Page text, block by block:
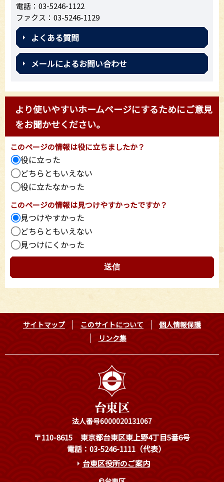
電話：03-5246-1122
ファクス：03-5246-1129
よくある質問
メールによるお問い合わせ
より使いやすいホームページにするためにご意見
をお聞かせください。
このページの情報は役に立ちましたか？
役に立った
どちらともいえない
役に立たなかった
このページの情報は見つけやすかったですか？
見つけやすかった
どちらともいえない
見つけにくかった
サイトマップ このサイトについて
個人情報保護
リンク集
法人番号6000020131067
〒110-8615
東京都台東区東上野4丁目5番6号
電話：03-5246-1111（代表）
台東区役所のご案内